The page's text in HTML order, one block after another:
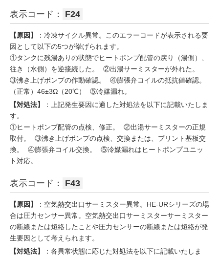
表示コード： F24
【原因】
：冷凍サイクル異常。このエラーコードが表示される要
因として以下の5つが挙げられます。
①タンクに残湯ありの状態でヒートポンプ配管の戻り（湯側）、
往き（水側）を逆接続した。 ②出湯サーミスターが外れた。
③沸き上げポンプの作動確認。 ④膨張弁コイルの抵抗値確認。
（正常）46±3Ω（20℃） ⑤冷媒漏れ。
【対処法】
：上記発生要因に適した対処法を以下に記載いたしま
す。
①ヒートポンプ配管の点検、修正。 ②出湯サーミスターの正規
取付。 ③沸き上げポンプの点検、交換または、プリント基板交
換。 ④膨張弁コイル交換。 ⑤冷媒漏れはヒートポンプユニッ
ト対応。
表示コード： F43
【原因】
：空気熱交出口サーミスター異常。HE-URシリーズの場
合は圧力センサー異常。空気熱交出口サーミスターサーミスター
の断線または短絡したことや圧力センサーの断線または短絡が発
生要因として考えられます。
【対処法】
：各異常状態に応じた対処法を以下に記載いたしま